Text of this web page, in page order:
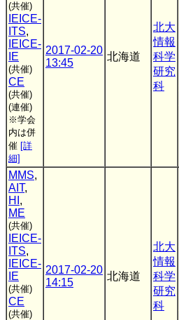
(共催)
IEICE-
ITS,
IEICE-
IE
(共催)
CE
(共催)
(連催)
※学会
内は併
催 [詳
細]
2017-02-20
13:45
北海道
北大
情報
科学
研究
科
MMS,
AIT,
HI ,
ME
(共催)
IEICE-
ITS,
IEICE-
IE
(共催)
CE
(共催)
2017-02-20
14:15
北海道
北大
情報
科学
研究
科